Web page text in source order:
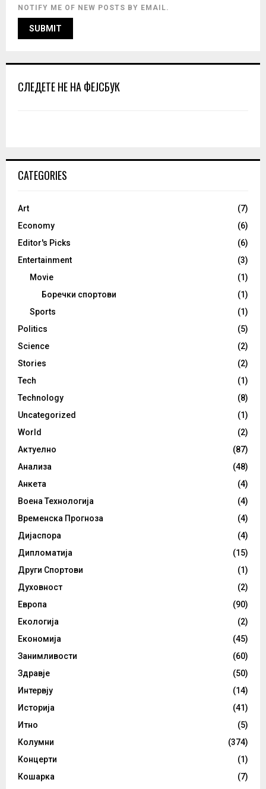
NOTIFY ME OF NEW POSTS BY EMAIL.
СЛЕДЕТЕ НЕ НА ФЕЈСБУК
CATEGORIES
Art
(7)
Economy
(6)
Editor's Picks
(6)
Entertainment
(3)
Movie
(1)
Боречки спортови
(1)
Sports
(1)
Politics
(5)
Science
(2)
Stories
(2)
Tech
(1)
Technology
(8)
Uncategorized
(1)
World
(2)
Актуелно
(87)
Анализа
(48)
Анкета
(4)
Воена Технологија
(4)
Временска Прогноза
(4)
Дијаспора
(4)
Дипломатија
(15)
Други Спортови
(1)
Духовност
(2)
Европа
(90)
Екологија
(2)
Економија
(45)
Занимливости
(60)
Здравје
(50)
Интервју
(14)
Историја
(41)
Итно
(5)
Колумни
(374)
Концерти
(1)
Кошарка
(7)